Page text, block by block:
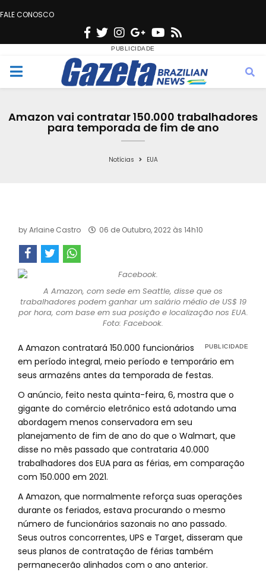
FALE CONOSCO
F
c
e
o
T
w
i
t
e
n
s
t
g
r
a
G
o
o
g
e
Y
u
t
b
s
M
Amazon vai contratar 150.000 trabalhadores
para temporada de fim de ano
Notícias EUA
byArlaine Castro 06 de Outubro, 2022 às 14h10
A Amazon, com sede em Seattle, disse que os
trabalhadores podem ganhar um salário médio de US$ 19
por hora, com base em sua posição e localização nos EUA.
Foto: Facebook.
A Amazon contratará 150.000 funcionários
em período integral, meio período e temporário em
seus armazéns antes da temporada de festas.
O anúncio, feito nesta quinta-feira, 6, mostra que o
gigante do comércio eletrônico está adotando uma
abordagem menos conservadora em seu
planejamento de fim de ano do que o Walmart, que
disse no mês passado que contrataria 40.000
trabalhadores dos EUA para as férias, em comparação
com 150.000 em 2021.
A Amazon, que normalmente reforça suas operações
durante os feriados, estava procurando o mesmo
número de funcionários sazonais no ano passado.
Seus outros concorrentes, UPS e Target, disseram que
seus planos de contratação de férias também
permanecerão alinhados com o ano anterior.